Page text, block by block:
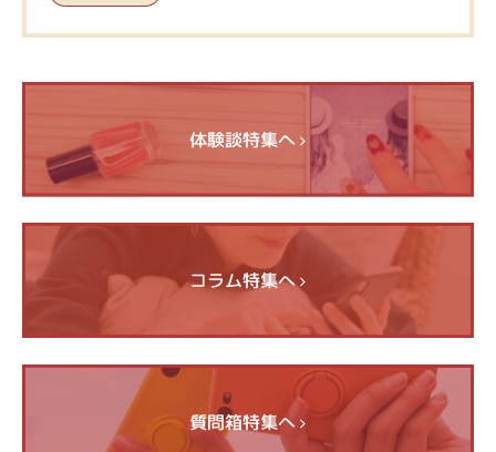
体験談特集へ
コラム特集へ
質問箱特集へ